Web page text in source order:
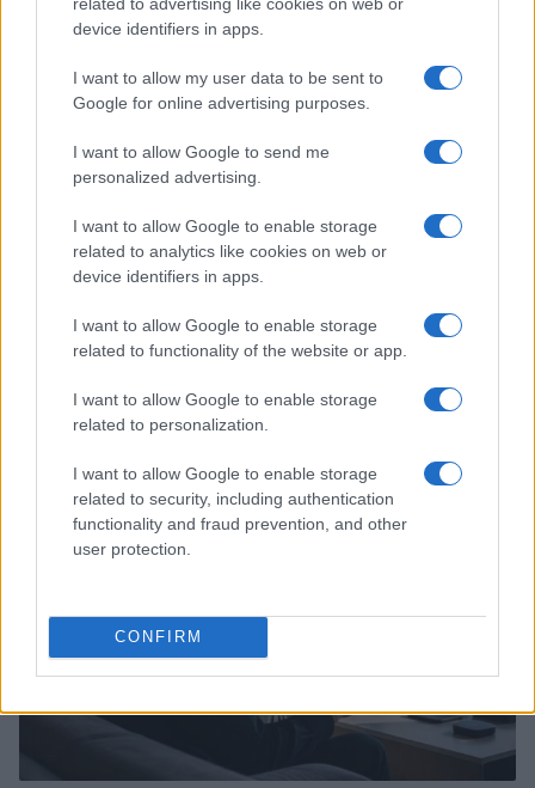
device identifiers in apps.
I want to allow my user data to be sent to
Google for online advertising purposes.
I want to allow Google to send me
personalized advertising.
I want to allow Google to enable storage
related to analytics like cookies on web or
device identifiers in apps.
I want to allow Google to enable storage
related to functionality of the website or app.
I want to allow Google to enable storage
related to personalization.
I want to allow Google to enable storage
related to security, including authentication
functionality and fraud prevention, and other
user protection.
CONFIRM
Continua a leggere
SHOPPING NERD